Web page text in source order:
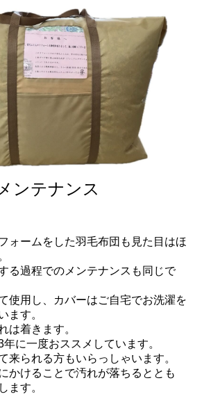
ンテナンス
ォームをした羽毛布団も見た目はほ
る過程でのメンテナンスも同じで
使用し、カバーはご自宅でお洗濯を
ます。
は着きます。
に一度おススメしています。
来られる方もいらっしゃいます。
かけることで汚れが落ちるととも
ます。